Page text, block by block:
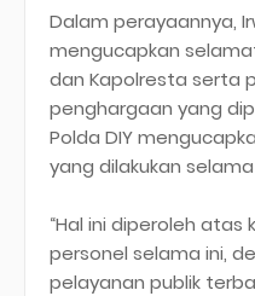
Dalam perayaannya,
mengucapkan
dan Kapolresta serta
penghargaan yang
Polda DIY
yang dilakukan selama
“Hal ini diperoleh atas
personel selama ini,
pelayanan publik